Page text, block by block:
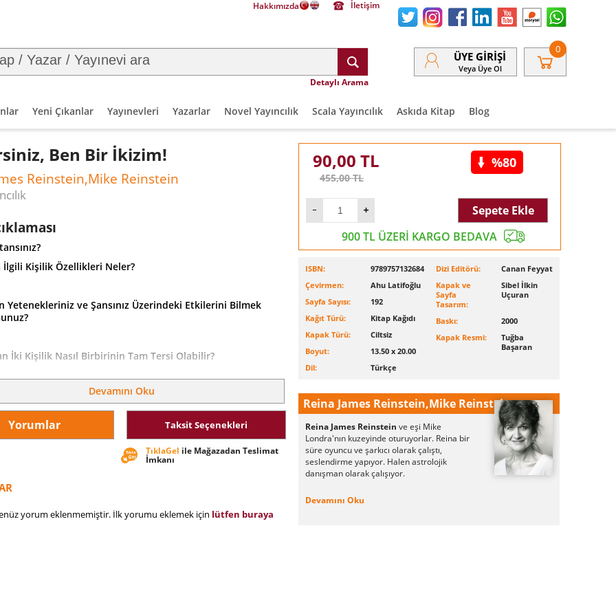
Hakkımızda İletişim
Detaylı Arama
ÜYE GIRIŞI
Veya Üye Ol
0
Yeni Çıkanlar Yayınevleri Yazarlar Novel Yayıncılık Scala Yayıncılık Askıda Kitap Blog
Ben Bir İkizim!
Reinstein,Mike Reinstein
İlgili Kişilik Özellikleri Neler?
Yetenekleriniz ve Şansınız Üzerindeki Etkilerini Bilmek
İki Kişilik Nasıl Birbirinin Tam Tersi Olabilir?
Uyan Renkler ve Giysiler Hangileridir?
Öğretmenlerinizle ve Karşı Cinsle Nasıl
Başarılı Olabilirsiniz?
Kitapta Burcunuzun Tüm Özelliklerini Göreceksiniz!
Devamını Oku
Yorumlar Taksit Seçenekleri
TıklaGel ile Mağazadan Teslimat
İmkanı
yorum eklenmemiştir. İlk yorumu eklemek için lütfen buraya
90,00 TL
455,00TL
%80
Sepete Ekle
900 TL ÜZERİ KARGO BEDAVA
ISBN:
9789757132684
Çevirmen:
Ahu Latifoğlu
Sayfa Sayısı:
192
Kağıt Türü:
Kitap Kağıdı
Kapak Türü:
Ciltsiz
Boyut:
13.50 x 20.00
Dil:
Türkçe
Dizi Editörü:
Canan Feyyat
Kapak ve
Sayfa
Tasarım:
Sibel İlkin
Uçuran
Baskı:
2000
Kapak Resmi:
Tuğba
Başaran
Reina James Reinstein,Mike Reinstein
Reina James Reinstein ve eşi Mike
Londra'nın kuzeyinde oturuyorlar. Reina bir
süre oyuncu ve şarkıcı olarak çalıştı,
seslendirme yapıyor. Halen astrolojik
danışman olarak çalışıyor.
Devamını Oku